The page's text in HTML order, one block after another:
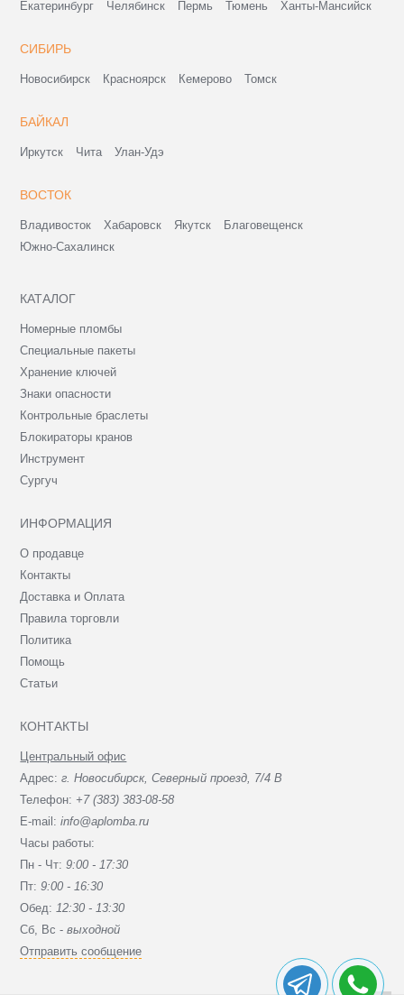
Екатеринбург Челябинск Пермь Тюмень Ханты-Мансийск
СИБИРЬ
Новосибирск Красноярск Кемерово Томск
БАЙКАЛ
Иркутск Чита Улан-Удэ
ВОСТОК
Владивосток Хабаровск Якутск
Благовещенск
Южно-Сахалинск
КАТАЛОГ
Номерные пломбы
Специальные пакеты
Хранение ключей
Знаки опасности
Контрольные браслеты
Блокираторы кранов
Инструмент
Сургуч
ИНФОРМАЦИЯ
О продавце
Контакты
Доставка и Оплата
Правила торговли
Политика
Помощь
Статьи
КОНТАКТЫ
Центральный офис
Адрес:г. Новосибирск, Северный проезд, 7/4 В
Телефон: +7 (383) 383-08-58
E-mail:info@aplomba.ru
Часы работы:
Пн - Чт:9:00 - 17:30
Пт:9:00 - 16:30
Обед: 12:30 - 13:30
Сб, Вc -выходной
Отправить сообщение